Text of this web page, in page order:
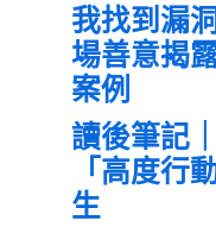
我找到漏
場善意揭
案例
讀後筆記
「高度行
生